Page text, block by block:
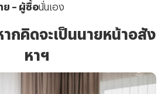
ย – ผู้ซื้อนั่นเอง
กคิดจะเป็นนายหน้าอสัง
หาฯ